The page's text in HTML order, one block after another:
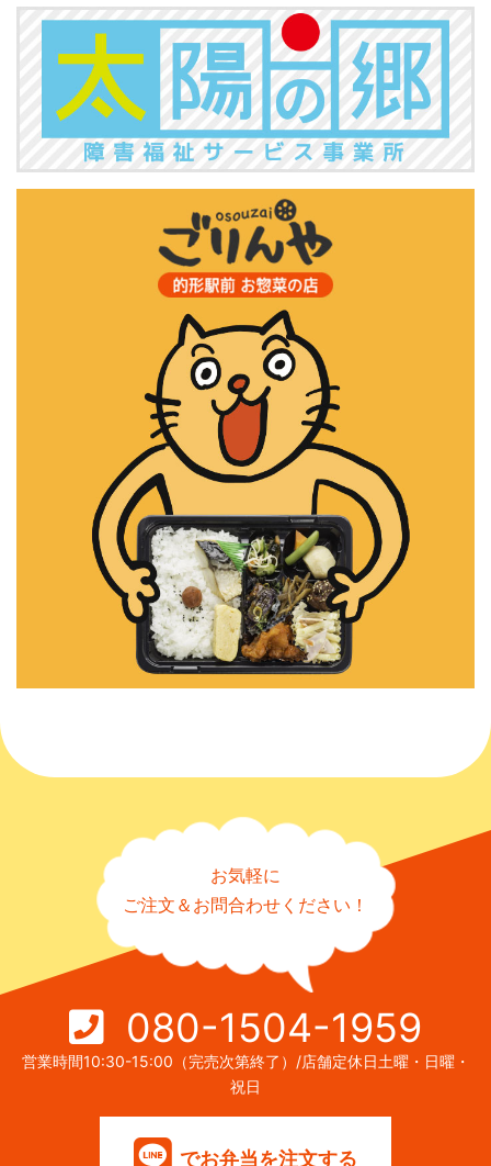
お気軽に
ご注文＆お問合わせください！
080-1504-1959
営業時間10:30-15:00（完売次第終了）/店舗定休日土曜・日曜・
祝日
でお弁当を注文する